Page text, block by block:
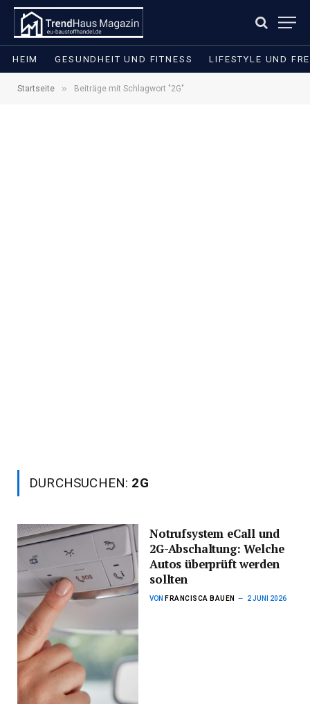
HEIM GESUNDHEIT UND FITNESS LIFESTYLE UND
Startseite » Beiträge mit Schlagwort "2G"
DURCHSUCHEN: 2G
Notrufsystem eCall und
2G-Abschaltung: Welche
Autos überprüft werden
sollten
VON FRANCISCA BAUEN 2 JUNI 2026